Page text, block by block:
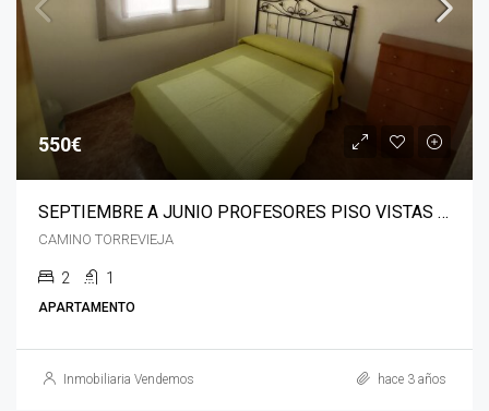
550€
SEPTIEMBRE A JUNIO PROFESORES PISO VISTAS AL MAR RETAMAR SUR
CAMINO TORREVIEJA
2 1
APARTAMENTO
Inmobiliaria Vendemos hace 3 años